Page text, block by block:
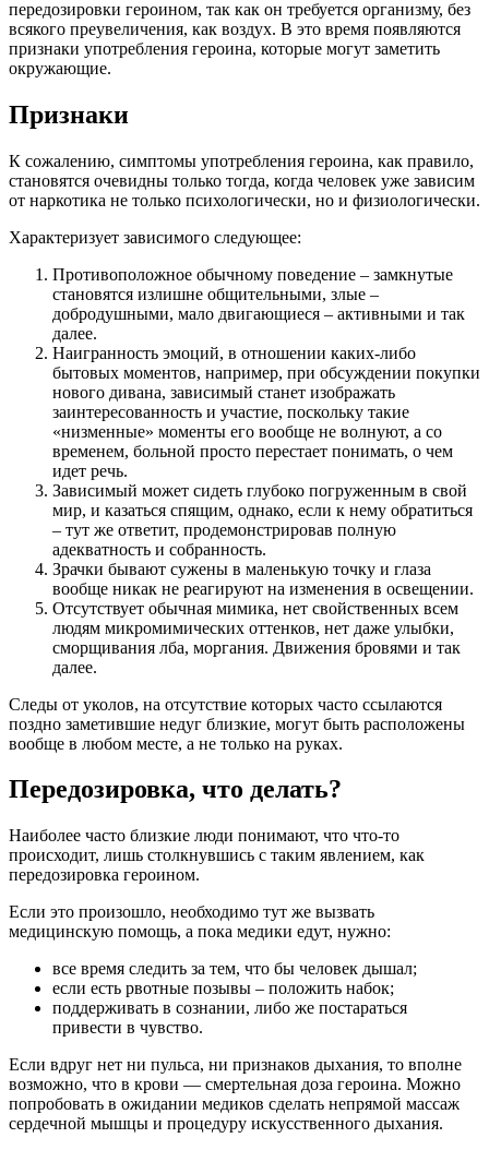
передозировки героином, так как он требуется организму, без
всякого преувеличения, как воздух. В это время появляются
признаки употребления героина, которые могут заметить
окружающие.
Признаки
К сожалению, симптомы употребления героина, как правило,
становятся очевидны только тогда, когда человек уже зависим
от наркотика не только психологически, но и физиологически.
Характеризует зависимого следующее:
Противоположное обычному поведение – замкнутые
становятся излишне общительными, злые –
добродушными, мало двигающиеся – активными и так
далее.
Наигранность эмоций, в отношении каких-либо
бытовых моментов, например, при обсуждении покупки
нового дивана, зависимый станет изображать
заинтересованность и участие, поскольку такие
«низменные» моменты его вообще не волнуют, а со
временем, больной просто перестает понимать, о чем
идет речь.
Зависимый может сидеть глубоко погруженным в свой
мир, и казаться спящим, однако, если к нему обратиться
– тут же ответит, продемонстрировав полную
адекватность и собранность.
Зрачки бывают сужены в маленькую точку и глаза
вообще никак не реагируют на изменения в освещении.
Отсутствует обычная мимика, нет свойственных всем
людям микромимических оттенков, нет даже улыбки,
сморщивания лба, моргания. Движения бровями и так
далее.
Следы от уколов, на отсутствие которых часто ссылаются
поздно заметившие недуг близкие, могут быть расположены
вообще в любом месте, а не только на руках.
Передозировка, что делать?
Наиболее часто близкие люди понимают, что что-то
происходит, лишь столкнувшись с таким явлением, как
передозировка героином.
Если это произошло, необходимо тут же вызвать
медицинскую помощь, а пока медики едут, нужно:
все время следить за тем, что бы человек дышал;
если есть рвотные позывы – положить набок;
поддерживать в сознании, либо же постараться
привести в чувство.
Если вдруг нет ни пульса, ни признаков дыхания, то вполне
возможно, что в крови — смертельная доза героина. Можно
попробовать в ожидании медиков сделать непрямой массаж
сердечной мышцы и процедуру искусственного дыхания.